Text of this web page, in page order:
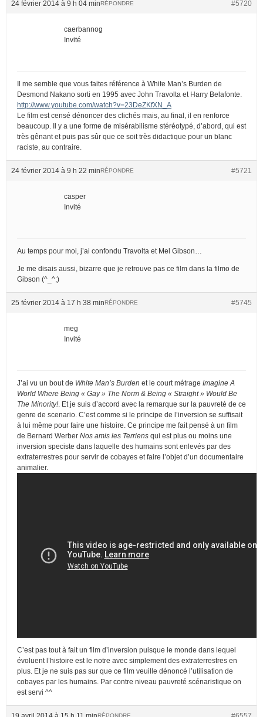
24 février 2014 à 9 h 04 min #5720
RÉPONDRE
caerbannog
Invité
Il me semble que vous faites référence à White Man’s Burden de
Desmond Nakano sorti en 1995 avec John Travolta et Harry Belafonte.
http://www.youtube.com/watch?v=23DeZKfXN_A
Le film est censé dénoncer des clichés mais, au final, il en renforce
beaucoup. Il y a une forme de misérabilisme stéréotypé, d’abord, qui est
très gênant et puis pas sûr que ce soit très didactique pour un blanc
raciste, au contraire.
24 février 2014 à 9 h 22 min #5721
RÉPONDRE
casper
Invité
Au temps pour moi, j’ai confondu Travolta et Mel Gibson…
Je me disais aussi, bizarre que je retrouve pas ce film dans la filmo de
Gibson (^_^;)
25 février 2014 à 17 h 38 min #5745
RÉPONDRE
meg
Invité
J’ai vu un bout de White Man’s Burden et le court métrage Imagine A
World Where Being « Gay » The Norm & Being « Straight » Would Be
The Minority!. Et je suis d’accord avec la remarque sur la pauvreté de ce
genre de scenario. C’est comme si le principe de l’inversion se suffisait
à lui même pour faire une histoire. Ce principe me fait pensé à un film
de Bernard Werber Nos amis les Terriens qui est plus ou moins une
inversion speciste dans laquelle des humains sont enlevés par des
extraterrestres pour servir de cobayes et faire l’objet d’un documentaire
animalier.
C’est pas tout à fait un film d’inversion puisque le monde dans lequel
évoluent l’histoire est le notre avec simplement des extraterrestres en
plus. Et je ne suis pas sur que ce film veuille dénoncé l’utilisation de
cobayes par les humains. Par contre niveau pauvreté scénaristique on
est servi ^^
RÉPONDRE